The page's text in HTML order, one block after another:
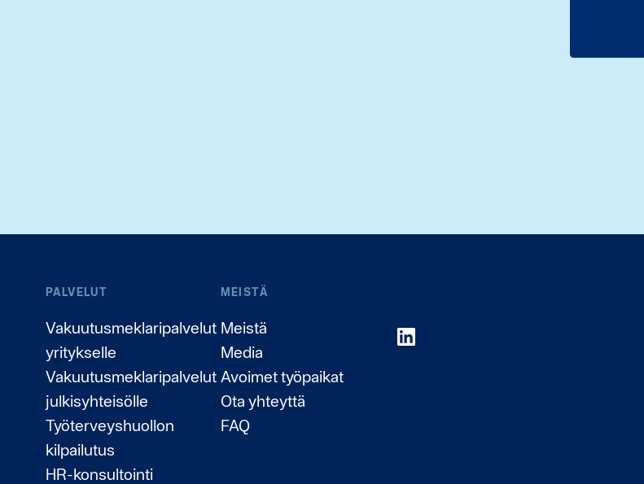
PALVELUT
Vakuutusmeklaripalvelut
yritykselle
Vakuutusmeklaripalvelut
julkisyhteisölle
Työterveyshuollon
kilpailutus
HR-konsultointi
MEISTÄ
Meistä
Media
Avoimet työpaikat
Ota yhteyttä
FAQ